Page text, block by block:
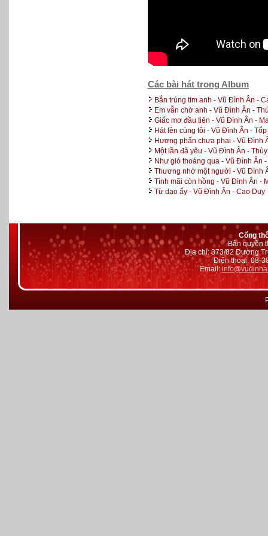
Các bài hát trong Album
Bắn trúng tim anh - Vũ Đình Ân -
Em vẫn chờ anh - Vũ Đình Ân -
Giấc mơ đầu tiên - Vũ Đình Ân -
Hát lên cùng tôi - Vũ Đình Ân - Tốp
Hương phấn chưa phai - Vũ Đình
Một lần đã yêu - Vũ Đình Ân -
Như gió thoáng qua - Vũ Đình Ân
Thương nhớ một người - Vũ Đình
Tình mãi còn hồng - Vũ Đình Ân -
Từ dạo ấy - Vũ Đình Ân - Cao Duy
Cổng
Bản quyền
Địa chỉ: 373/82 Đường
Điện thoại: 08-
Email: